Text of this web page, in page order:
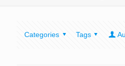
Categories Tags